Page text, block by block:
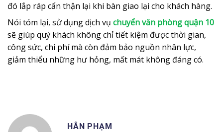
đó lắp ráp cẩn thận lại khi bàn giao lại cho khách hàng.
Nói tóm lại, sử dụng dịch vụ chuyển văn phòng quận 10
sẽ giúp quý khách không chỉ tiết kiệm được thời gian,
công sức, chi phí mà còn đảm bảo nguồn nhân lực,
giảm thiểu những hư hỏng, mất mát không đáng có.
HÂN PHẠM